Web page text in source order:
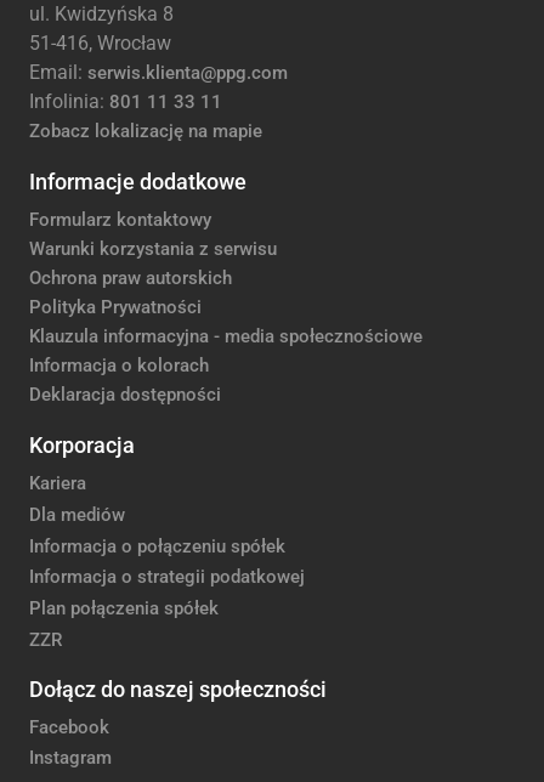
ul. Kwidzyńska 8
51-416, Wrocław
Email: serwis.klienta@ppg.com
Infolinia: 801 11 33 11
Zobacz lokalizację na mapie
Informacje dodatkowe
Formularz kontaktowy
Warunki korzystania z serwisu
Ochrona praw autorskich
Polityka Prywatności
Klauzula informacyjna - media społecznościowe
Informacja o kolorach
Deklaracja dostępności
Korporacja
Kariera
Dla mediów
Informacja o połączeniu spółek
Informacja o strategii podatkowej
Plan połączenia spółek
ZZR
Dołącz do naszej społeczności
Facebook
Instagram